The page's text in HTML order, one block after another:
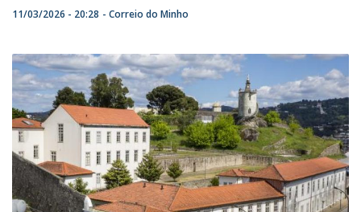
11/03/2026 - 20:28 Correio do Minho